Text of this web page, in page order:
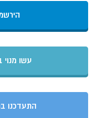
עשו
התעדכנו